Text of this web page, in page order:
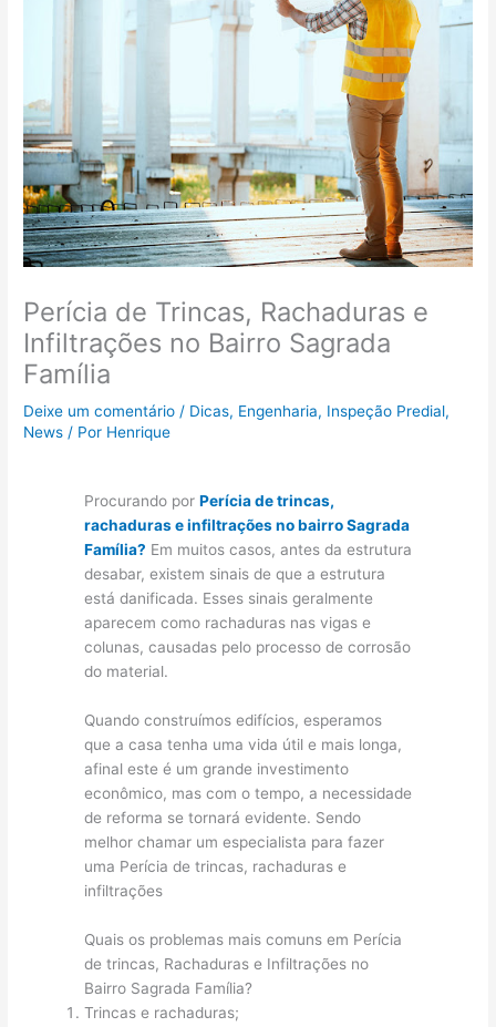
Perícia de Trincas, Rachaduras e
Infiltrações no Bairro Sagrada
Família
Deixe um comentário / Dicas, Engenharia, Inspeção Predial,
News / Por Henrique
Procurando por Perícia de trincas,
rachaduras e infiltrações no bairro Sagrada
Família? Em muitos casos, antes da estrutura
desabar, existem sinais de que a estrutura
está danificada. Esses sinais geralmente
aparecem como rachaduras nas vigas e
colunas, causadas pelo processo de corrosão
do material.
Quando construímos edifícios, esperamos
que a casa tenha uma vida útil e mais longa,
afinal este é um grande investimento
econômico, mas com o tempo, a necessidade
de reforma se tornará evidente. Sendo
melhor chamar um especialista para fazer
uma Perícia de trincas, rachaduras e
infiltrações
Quais os problemas mais comuns em Perícia
de trincas, Rachaduras e Infiltrações no
Bairro Sagrada Família?
Trincas e rachaduras;